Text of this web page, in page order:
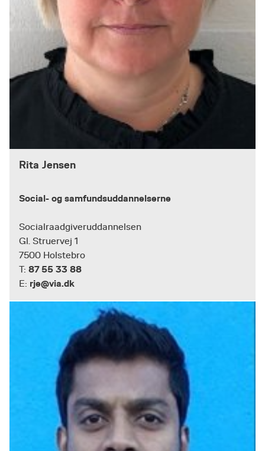
Rita Jensen
Social- og samfundsuddannelserne
Socialraadgiveruddannelsen
Gl. Struervej 1
7500 Holstebro
T: 87 55 33 88
E: rje@via.dk